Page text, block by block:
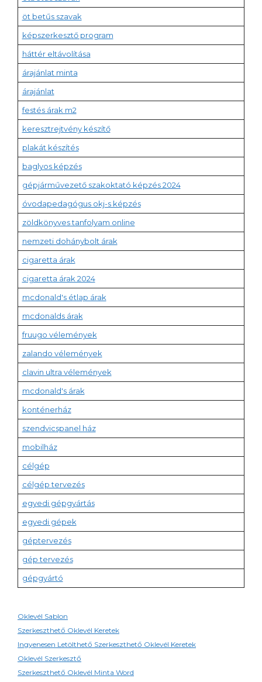
öt betűs szavak
képszerkesztő program
háttér eltávolítása
árajánlat minta
árajánlat
festés árak m2
keresztrejtvény készítő
plakát készítés
baglyos képzés
gépjárművezető szakoktató képzés 2024
óvodapedagógus okj-s képzés
zöldkönyves tanfolyam online
nemzeti dohánybolt árak
cigaretta árak
cigaretta árak 2024
mcdonald's étlap árak
mcdonalds árak
fruugo vélemények
zalando vélemények
clavin ultra vélemények
mcdonald's árak
konténerház
szendvicspanel ház
mobilház
célgép
célgép tervezés
egyedi gépgyártás
egyedi gépek
géptervezés
gép tervezés
gépgyártó
Oklevél Sablon
Szerkeszthető Oklevél Keretek
Ingyenesen Letölthető Szerkeszthető Oklevél Keretek
Oklevél Szerkesztő
Szerkeszthető Oklevél Minta Word